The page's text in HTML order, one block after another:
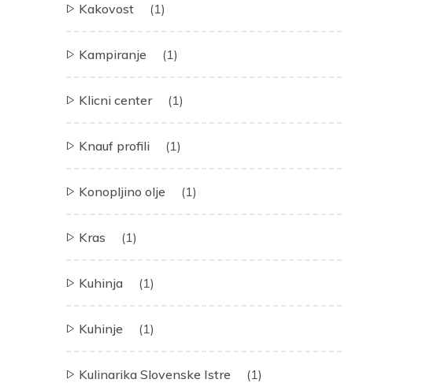
Kakovost (1)
Kampiranje (1)
Klicni center (1)
Knauf profili (1)
Konopljino olje (1)
Kras (1)
Kuhinja (1)
Kuhinje (1)
Kulinarika Slovenske Istre (1)